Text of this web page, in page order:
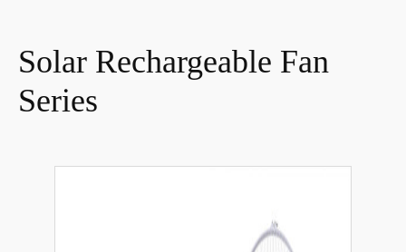
Solar Rechargeable Fan
Series